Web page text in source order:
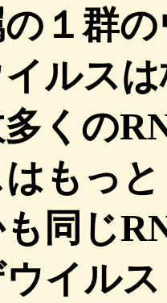
１群
ルスは
くの
もっ
同じ
イル